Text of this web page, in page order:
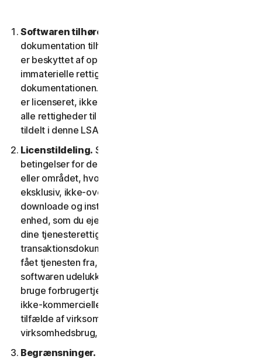
Softwaren tilhører os.
dokumentation tilhører os eller vores licensgivere og
er beskyttet af ophavsretlove. Dette inkluderer alle
immaterielle rettigheder i og til softwaren og
dokumentationen. Al software, som vi leverer til dig,
er licenseret, ikke solgt til dig, og vi forbeholder os
alle rettigheder til softwaren, der ikke udtrykkeligt er
tildelt i denne LSA.
Licenstildeling. Så længe du overholder vilkår og
betingelser for denne LSA, giver vi dig i territoriet
eller området, hvor du fik softwaren, en ikke-
eksklusiv, ikke-overførbar tidsbegrænset licens til at
downloade og installere en kopi af softwaren på den
enhed, som du ejer eller kontrollerer som angivet i
dine tjenesterettigheder eller den relevante
transaktionsdokumentation fra den udbyder, du har
fået tjenesten fra, og til at køre en sådan kopi af
softwaren udelukkende med henblik på at tilgå og
bruge forbrugertjenesterne til din egen personlige
ikke-kommercielle brug i tjenestens løbetid, eller, i
tilfælde af virksomhedstjenester, til din interne
virksomhedsbrug, i tjenesteperioden.
Begrænsninger.